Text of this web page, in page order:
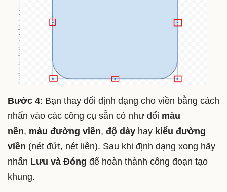
Bước 4: Bạn thay đổi định dạng cho viền bằng cách
nhấn vào các công cụ sẵn có như đổi màu
nền, màu đường viền, độ dày hay kiểu đường
viền (nét đứt, nét liền). Sau khi định dạng xong hãy
nhấn Lưu và Đóng để hoàn thành công đoạn tạo
khung.